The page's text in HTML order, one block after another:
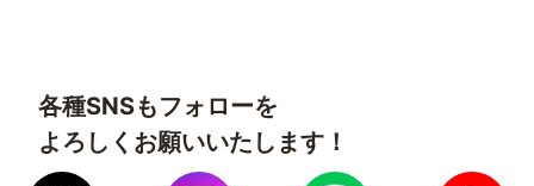
各種SNSもフォローを
よろしくお願いいたします！